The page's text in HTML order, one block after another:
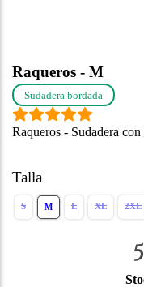
Raqueros - M
Sudadera bordada
Raqueros - Sudadera
Talla
S M L XL 2XL